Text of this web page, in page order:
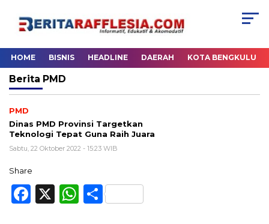
HOME BISNIS HEADLINE DAERAH KOTA BENGKULU
Berita PMD
PMD
Dinas PMD Provinsi Targetkan
Teknologi Tepat Guna Raih Juara
Sabtu, 22 Oktober 2022 - 15:23 WIB
Share
Facebook
X WhatsApp
Share